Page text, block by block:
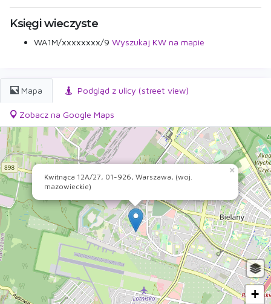
Księgi wieczyste
WA1M/xxxxxxxx/9 Wyszukaj KW na mapie
Mapa Podgląd z ulicy (street view)
Zobacz na Google Maps
Kwitnąca 12A/27, 01-926, Warszawa, (woj.
mazowieckie)
×
+